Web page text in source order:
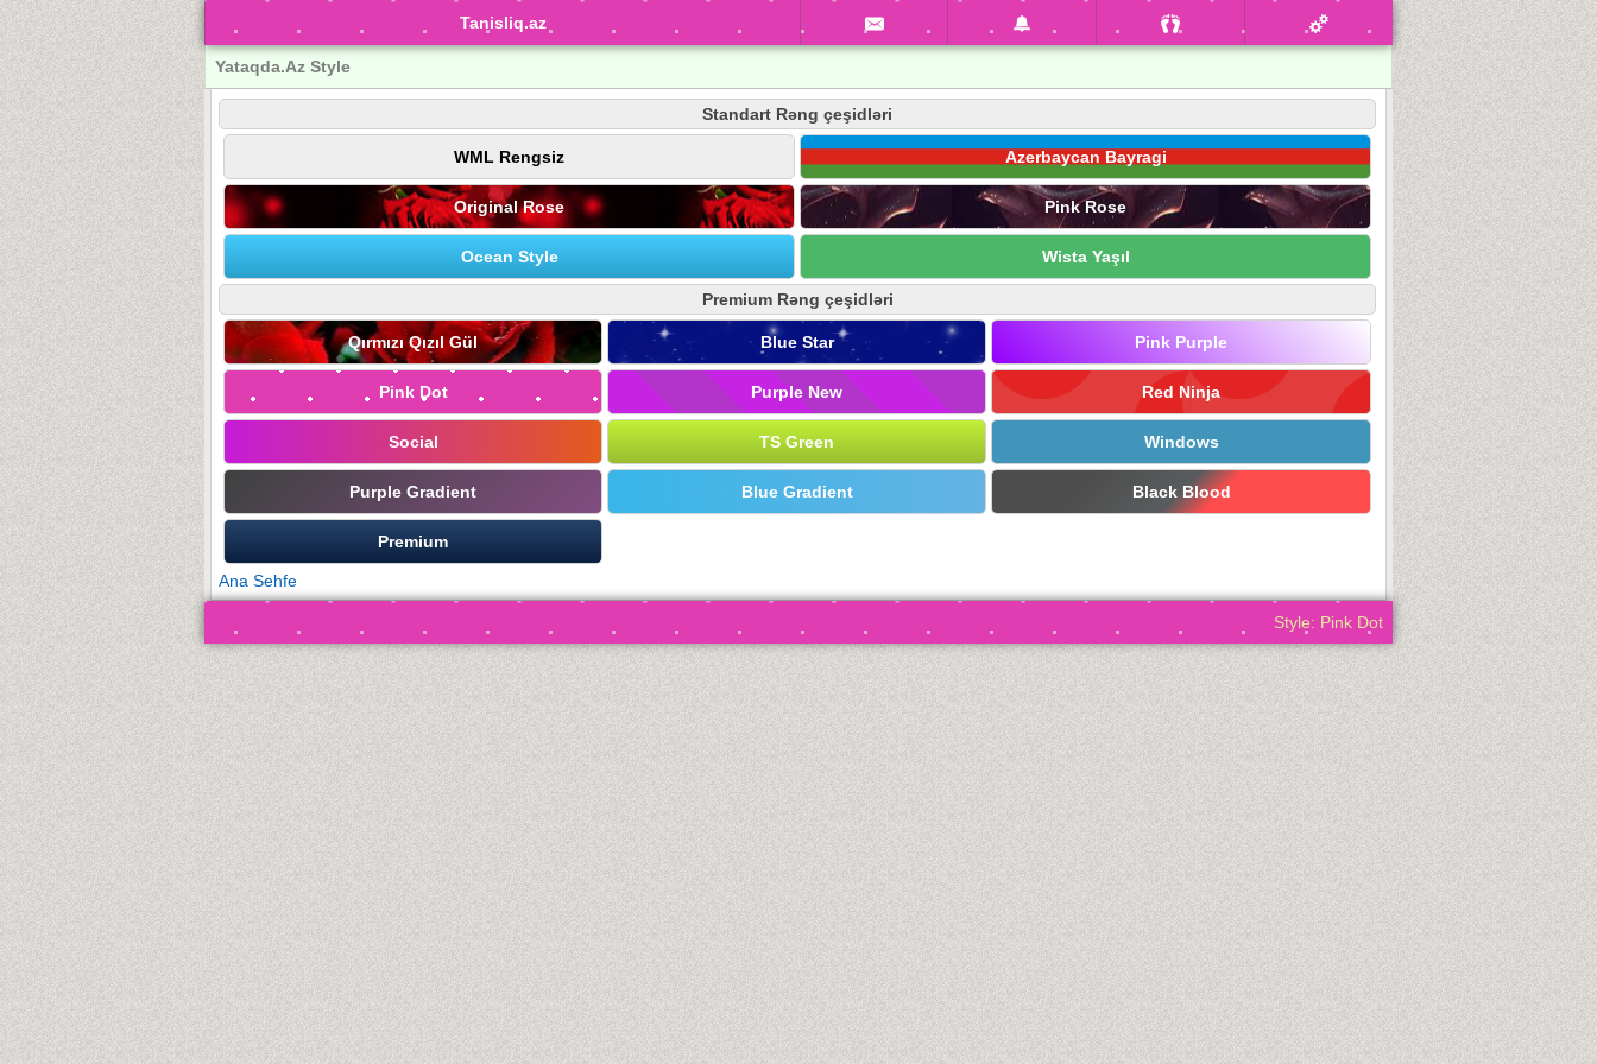
Tanisliq.az
Yataqda.Az Style
Standart Rəng çeşidləri
WML Rengsiz Azerbaycan Bayragi
Original Rose Pink Rose
Ocean Style Wista Yaşıl
Premium Rəng çeşidləri
Qırmızı Qızıl Gül Blue Star Pink Purple
Pink Dot Purple New Red Ninja
Social TS Green Windows
Purple Gradient Blue Gradient Black Blood
Premium
Ana Sehfe
Style: Pink Dot